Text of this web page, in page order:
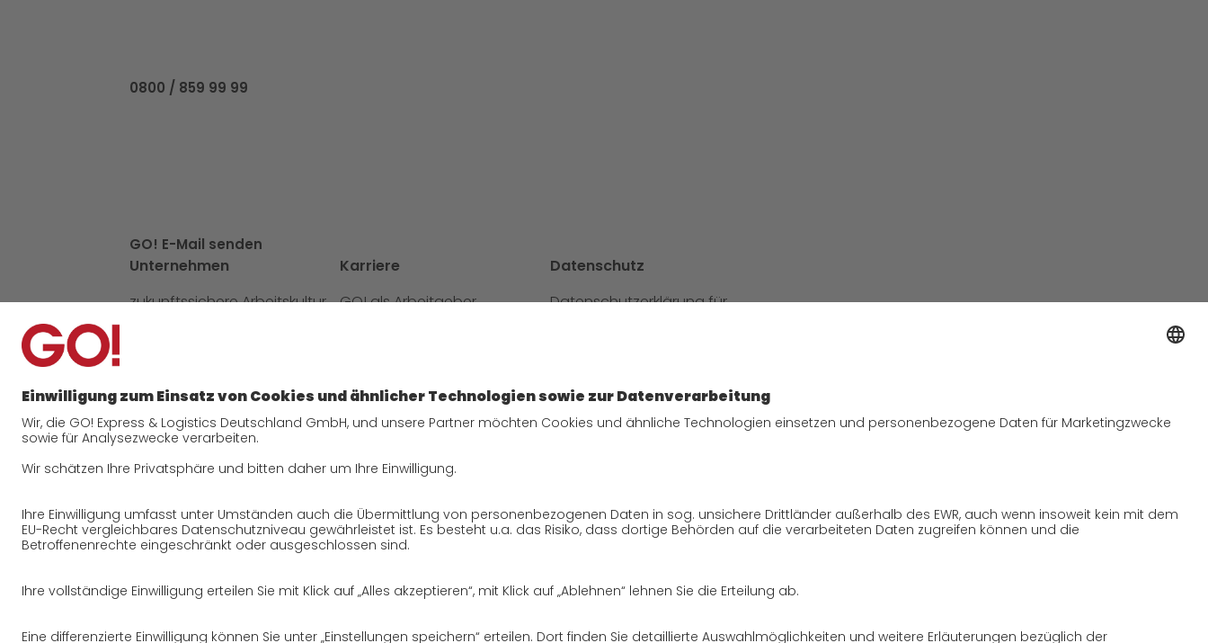
Rufen Sie uns an unter
0800 / 859 99 99
GO! E-Mail senden
Unternehmen
zukunftssichere Arbeitskultur
CSR
Zertifizierungen
Auszeichnungen
Karriere
GO! als Arbeitgeber
Datenschutz
Datenschutzerklärung für
Datenschutzerklärung für
Datenschutzerklärung
Datenschutzerklärung Social
Media
App